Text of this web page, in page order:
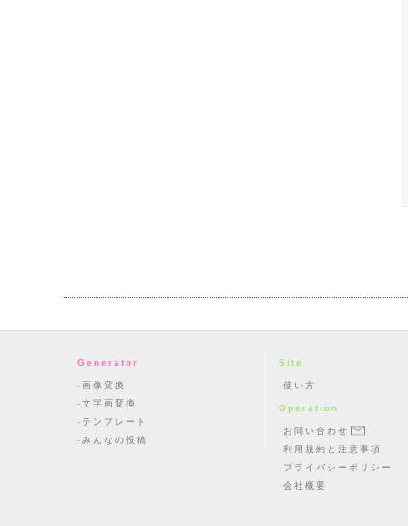
Generator
画像変換
文字画変換
テンプレート
みんなの投稿
Site
使い方
Operation
お問い合わせ
利用規約と注意事項
プライバシーポリシー
会社概要